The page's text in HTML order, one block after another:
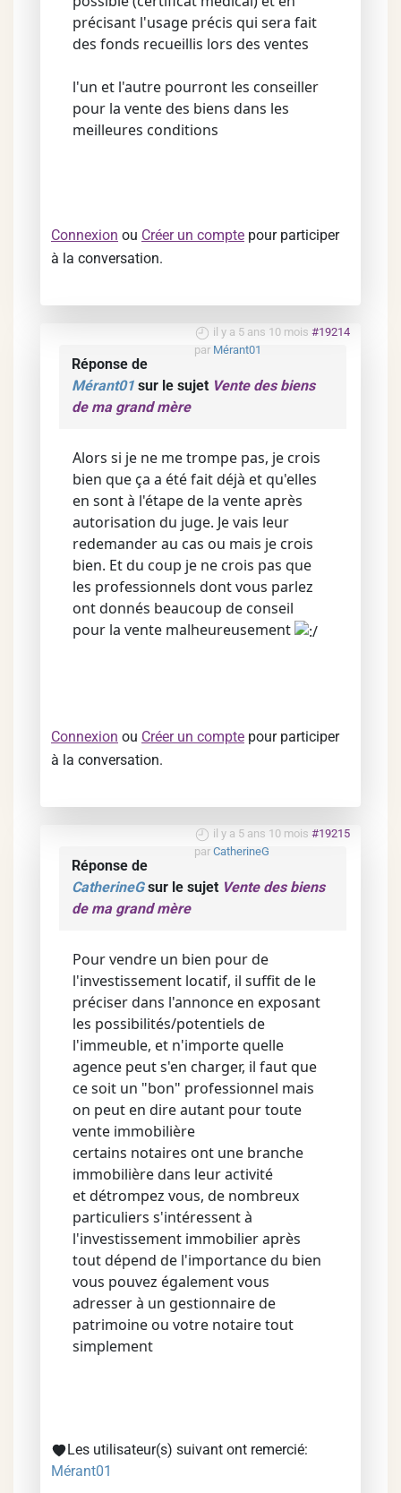
précisant l'usage précis qui sera fait
des fonds recueillis lors des ventes
l'un et l'autre pourront les conseiller
pour la vente des biens dans les
meilleures conditions
Connexion ou Créer un compte pour participer
à la conversation.
il y a 5 ans 10 mois #19214
par Mérant01
Réponse de
Mérant01 sur le sujet Vente des biens
de ma grand mère
Alors si je ne me trompe pas, je crois
bien que ça a été fait déjà et qu'elles
en sont à l'étape de la vente après
autorisation du juge. Je vais leur
redemander au cas ou mais je crois
bien. Et du coup je ne crois pas que
les professionnels dont vous parlez
ont donnés beaucoup de conseil
pour la vente malheureusement
Connexion ou Créer un compte pour participer
à la conversation.
il y a 5 ans 10 mois #19215
par CatherineG
Réponse de
CatherineGsur le sujet Vente des biens
de ma grand mère
Pour vendre un bien pour de
l'investissement locatif, il suffit de le
préciser dans l'annonce en exposant
les possibilités/potentiels de
l'immeuble, et n'importe quelle
agence peut s'en charger, il faut que
ce soit un "bon" professionnel mais
on peut en dire autant pour toute
vente immobilière
certains notaires ont une branche
immobilière dans leur activité
et détrompez vous, de nombreux
particuliers s'intéressent à
l'investissement immobilier après
tout dépend de l'importance du bien
vous pouvez également vous
adresser à un gestionnaire de
patrimoine ou votre notaire tout
simplement
Les utilisateur(s) suivant ont remercié:
Mérant01